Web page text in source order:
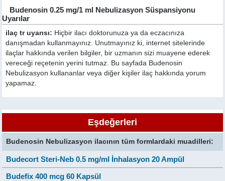
Budenosin 0.25 mg/1 ml Nebulizasyon Süspansiyonu
Uyarılar
ilaç tr uyarısı: Hiçbir ilacı doktorunuza ya da eczacınıza
danışmadan kullanmayınız. Unutmayınız ki, internet sitelerinde
ilaçlar hakkında verilen bilgiler, bir uzmanın sizi muayene ederek
vereceği reçetenin yerini tutmaz. Bu sayfada Budenosin
Nebulizasyon kullananlar veya diğer kişiler ilaç hakkında yorum
yapamaz.
Eşdeğerleri
Budenosin Nebulizasyon ilacının tüm formlardaki muadilleri:
Budecort Steri-Neb 0.5 mg/ml İnhalasyon 20 Ampül
Budefix 400 mcg 60 Kapsül